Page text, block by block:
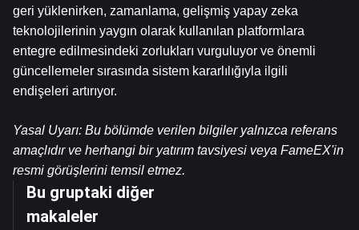
geri yüklenirken, zamanlama, gelişmiş yapay zeka
teknolojilerinin yaygın olarak kullanılan platformlara
entegre edilmesindeki zorlukları vurguluyor ve önemli
güncellemeler sırasında sistem kararlılığıyla ilgili
endişeleri artırıyor.
Yasal Uyarı: Bu bölümde verilen bilgiler yalnızca referans
amaçlıdır ve herhangi bir yatırım tavsiyesi veya FameEX'in
resmi görüşlerini temsil etmez.
Bu gruptaki diğer
makaleler